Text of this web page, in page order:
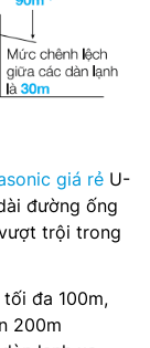
giá rẻ U-
đường ống
trội trong
đa 100m,
200m